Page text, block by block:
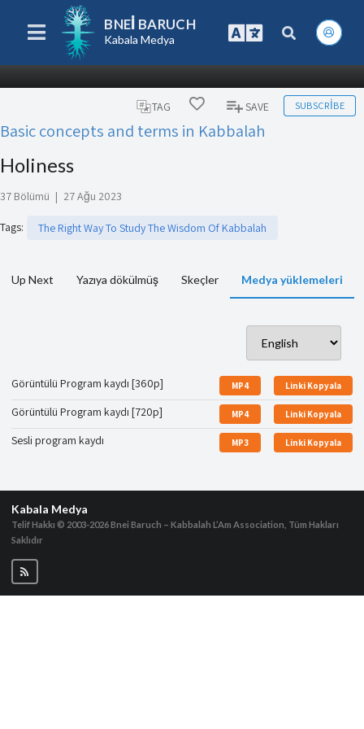
BNEI BARUCH
Kabala Medya
TAG SAVE SUBSCRIBE
Basic concepts and terms in Kabbalah
Holiness
37 Bölümü | 27 Ağu 2023
Tags: The Right Way To Study The Wisdom Of Kabbalah
Up Next Yazıya dökülmüş Skeçler Medya yüklemeleri
Görüntülü Program kaydı [360p] MP4 Linki Kopyala
Görüntülü Program kaydı [720p] MP4 Linki Kopyala
Sesli program kaydı MP3 Linki Kopyala
Kabala Medya
Telif Hakkı © 2003-2026Bnei Baruch – Kabbalah L’Am Association, Tüm Hakları
Saklıdır